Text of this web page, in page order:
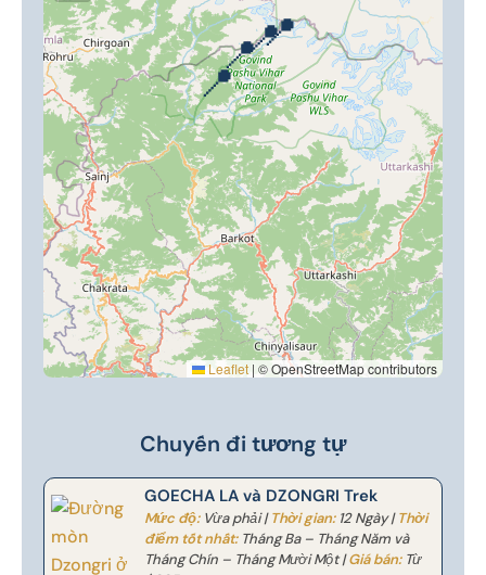
📍
📍
📍📍
📍
Leaflet | © OpenStreetMap contributors
Chuyến đi tương tự
GOECHA LA và DZONGRI Trek
Mức độ:Vừa phải |Thời gian:12 Ngày |Thời
điểm tốt nhất:Tháng Ba – Tháng Năm và
Tháng Chín – Tháng Mười Một |Giá bán:Từ